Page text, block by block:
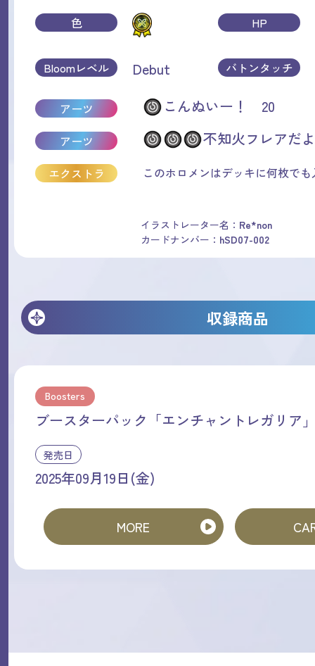
色 HP
Bloomレベル Debut バトンタッチ
アーツ こんぬいー！ 20
アーツ 不知火フレアだ
エクストラ このホロメンはデッキに何枚で
イラストレーター名： Re*non
カードナンバー： hSD07-002
収録商品
Boosters
ブースターパック「エンチャントレガリア
発売日
2025年09月19日(金)
MORE